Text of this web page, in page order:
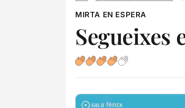
MIRTA EN ESPERA
Segueixes